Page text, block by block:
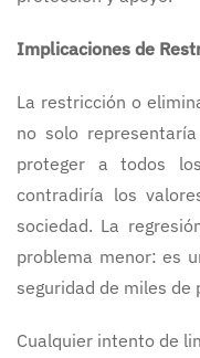
Implicaciones de
La restricción o
no solo
proteger a todos
contradiría los
sociedad. La
problema menor: es
seguridad de miles de
Cualquier intento de